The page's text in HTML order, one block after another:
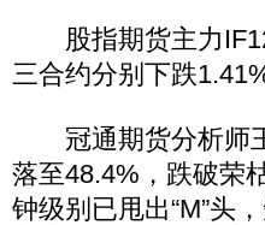
股指期货主力
三合约分别下跌
冠通期货分析师王
落至48.4%，跌破荣
钟级别已甩出“M”头